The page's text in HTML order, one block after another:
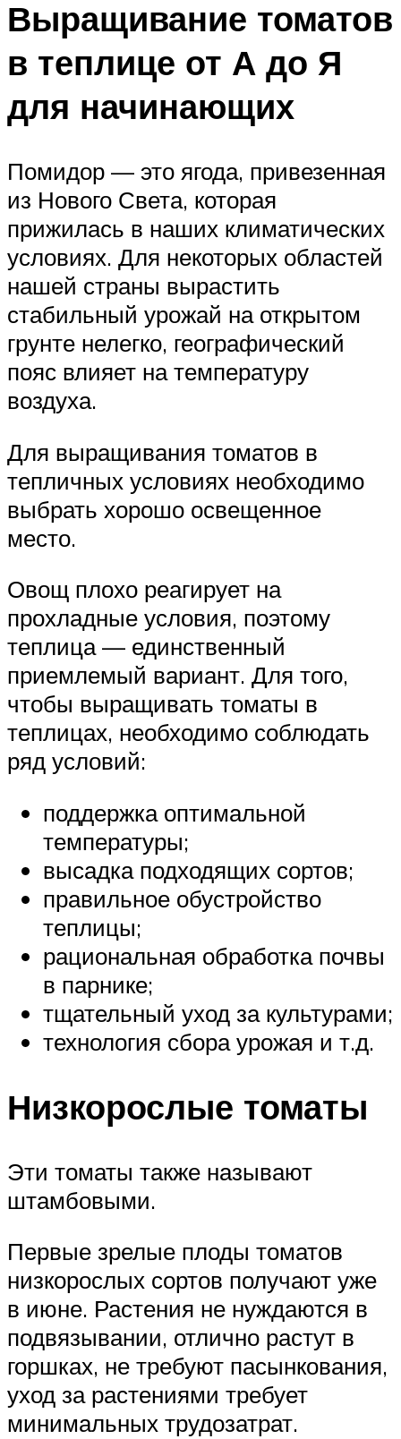
Выращивание томатов
в теплице от А до Я
для начинающих
Помидор — это ягода, привезенная
из Нового Света, которая
прижилась в наших климатических
условиях. Для некоторых областей
нашей страны вырастить
стабильный урожай на открытом
грунте нелегко, географический
пояс влияет на температуру
воздуха.
Для выращивания томатов в
тепличных условиях необходимо
выбрать хорошо освещенное
место.
Овощ плохо реагирует на
прохладные условия, поэтому
теплица — единственный
приемлемый вариант. Для того,
чтобы выращивать томаты в
теплицах, необходимо соблюдать
ряд условий:
поддержка оптимальной
температуры;
высадка подходящих сортов;
правильное обустройство
теплицы;
рациональная обработка почвы
в парнике;
тщательный уход за культурами;
технология сбора урожая и т.д.
Низкорослые томаты
Эти томаты также называют
штамбовыми.
Первые зрелые плоды томатов
низкорослых сортов получают уже
в июне. Растения не нуждаются в
подвязывании, отлично растут в
горшках, не требуют пасынкования,
уход за растениями требует
минимальных трудозатрат.